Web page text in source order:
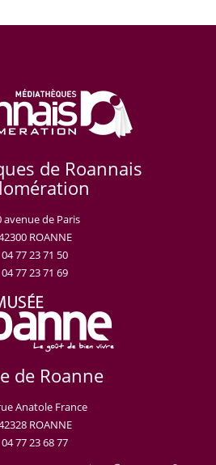
de Roannais
avenue de Paris
ROANNE
04 77 23 71 50
04 77 23 71 69
de Roanne
Anatole France
ROANNE
04 77 23 68 77